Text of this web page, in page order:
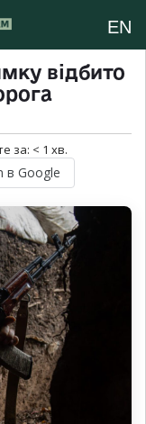
EN
відбито
за: < 1 хв.
в Google